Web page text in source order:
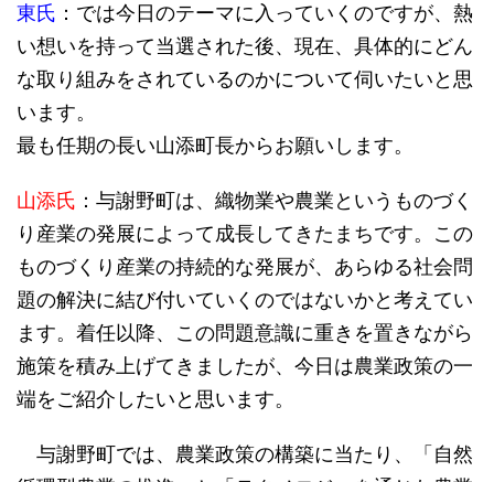
東氏 ：では今日のテーマに入っていくのですが、熱
い想いを持って当選された後、現在、具体的にどん
な取り組みをされているのかについて伺いたいと思
います。
最も任期の長い山添町長からお願いします。
山添氏 ：与謝野町は、織物業や農業というものづく
り産業の発展によって成長してきたまちです。この
ものづくり産業の持続的な発展が、あらゆる社会問
題の解決に結び付いていくのではないかと考えてい
ます。着任以降、この問題意識に重きを置きながら
施策を積み上げてきましたが、今日は農業政策の一
端をご紹介したいと思います。
与謝野町では、農業政策の構築に当たり、「自然